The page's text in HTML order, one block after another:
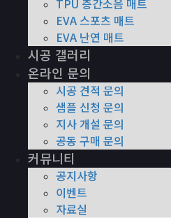
TPU 층간소음 매트
EVA 스포츠 매트
EVA 난연 매트
시공 갤러리
온라인 문의
시공 견적 문의
샘플 신청 문의
지사 개설 문의
공동 구매 문의
커뮤니티
공지사항
이벤트
자료실